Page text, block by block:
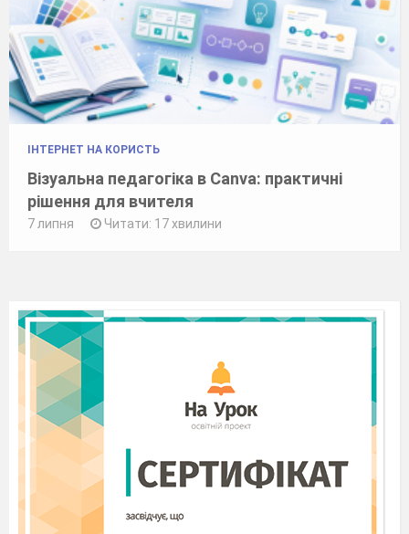
ІНТЕРНЕТ НА КОРИСТЬ
Візуальна педагогіка в Canva: практичні
рішення для вчителя
7 липня Читати: 17 хвилини